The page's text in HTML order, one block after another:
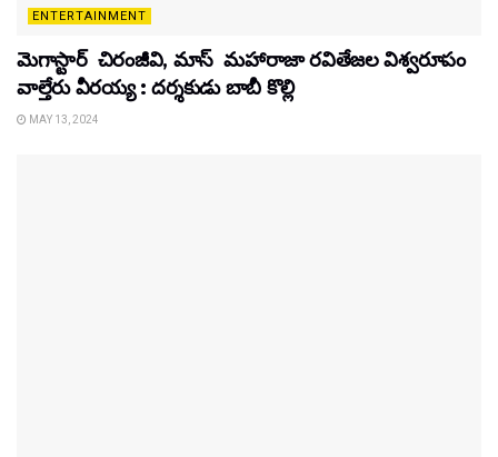
ENTERTAINMENT
మెగాస్టార్ చిరంజీవి, మాస్ మహారాజా రవితేజల విశ్వరూపం
వాల్తేరు వీరయ్య : దర్శకుడు బాబీ కొల్లి
MAY 13, 2024